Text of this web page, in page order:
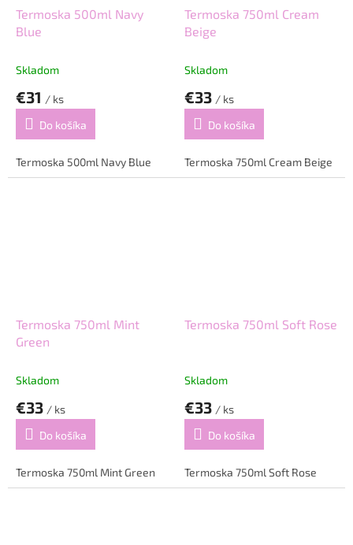
Termoska 500ml Navy
Blue
Skladom
€31 / ks
Do košíka
Termoska 500ml Navy Blue
Termoska 750ml Cream
Beige
Skladom
€33 / ks
Do košíka
Termoska 750ml Cream Beige
Termoska 750ml Mint
Green
Skladom
€33 / ks
Do košíka
Termoska 750ml Mint Green
Termoska 750ml Soft Rose
Skladom
€33 / ks
Do košíka
Termoska 750ml Soft Rose